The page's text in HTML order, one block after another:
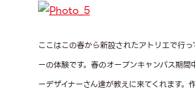
ここはこの春から新設されたアトリエで行
ーの体験です。春のオープンキャンパス期間
ーデザイナーさん達が教えに来てくれます。